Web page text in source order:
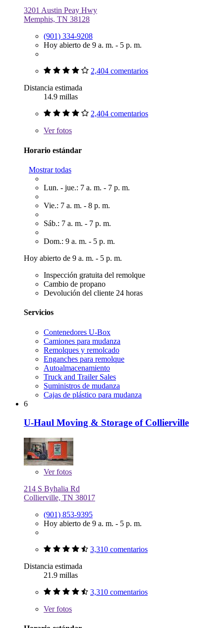
3201 Austin Peay Hwy
Memphis, TN 38128
(901) 334-9208
Hoy abierto de 9 a. m. - 5 p. m.
2,404 comentarios
Distancia estimada
14.9 millas
2,404 comentarios
Verfotos
Horario estándar
Mostrar todas
Lun. - jue.: 7 a. m. - 7 p. m.
Vie.: 7 a. m. - 8 p. m.
Sáb.: 7 a. m. - 7 p. m.
Dom.: 9 a. m. - 5 p. m.
Hoy abierto de 9 a. m. - 5 p. m.
Inspección gratuita del remolque
Cambio de propano
Devolución del cliente 24 horas
Servicios
Contenedores U-Box
Camiones para mudanza
Remolques y remolcado
Enganches para remolque
Autoalmacenamiento
Truck and Trailer Sales
Suministros de mudanza
Cajas de plástico para mudanza
6
U-Haul Moving & Storage of Collierville
Verfotos
214 S Byhalia Rd
Collierville, TN 38017
(901) 853-9395
Hoy abierto de 9 a. m. - 5 p. m.
3,310 comentarios
Distancia estimada
21.9 millas
3,310 comentarios
Verfotos